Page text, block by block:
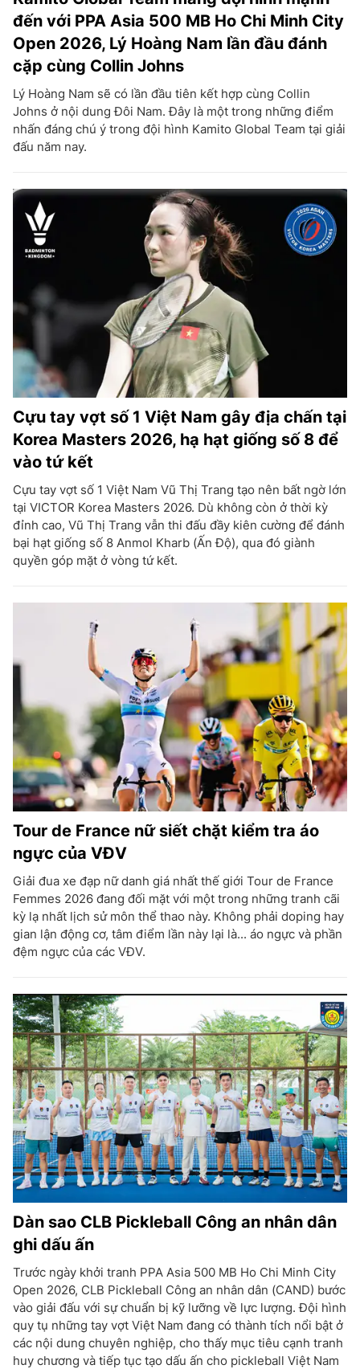
đến với PPA Asia 500 MB Ho Chi Minh City
Open 2026, Lý Hoàng Nam lần đầu đánh
cặp cùng Collin Johns
Lý Hoàng Nam sẽ có lần đầu tiên kết hợp cùng Collin
Johns ở nội dung Đôi Nam. Đây là một trong những điểm
nhấn đáng chú ý trong đội hình Kamito Global Team tại giải
đấu năm nay.
Cựu tay vợt số 1 Việt Nam gây địa chấn tại
Korea Masters 2026, hạ hạt giống số 8 để
vào tứ kết
Cựu tay vợt số 1 Việt Nam Vũ Thị Trang tạo nên bất ngờ lớn
tại VICTOR Korea Masters 2026. Dù không còn ở thời kỳ
đỉnh cao, Vũ Thị Trang vẫn thi đấu đầy kiên cường để đánh
bại hạt giống số 8 Anmol Kharb (Ấn Độ), qua đó giành
quyền góp mặt ở vòng tứ kết.
Tour de France nữ siết chặt kiểm tra áo
ngực của VĐV
Giải đua xe đạp nữ danh giá nhất thế giới Tour de France
Femmes 2026 đang đối mặt với một trong những tranh cãi
kỳ lạ nhất lịch sử môn thể thao này. Không phải doping hay
gian lận động cơ, tâm điểm lần này lại là... áo ngực và phần
đệm ngực của các VĐV.
Dàn sao CLB Pickleball Công an nhân dân
ghi dấu ấn
Trước ngày khởi tranh PPA Asia 500 MB Ho Chi Minh City
Open 2026, CLB Pickleball Công an nhân dân (CAND) bước
vào giải đấu với sự chuẩn bị kỹ lưỡng về lực lượng. Đội hình
quy tụ những tay vợt Việt Nam đang có thành tích nổi bật ở
các nội dung chuyên nghiệp, cho thấy mục tiêu cạnh tranh
huy chương và tiếp tục tạo dấu ấn cho pickleball Việt Nam